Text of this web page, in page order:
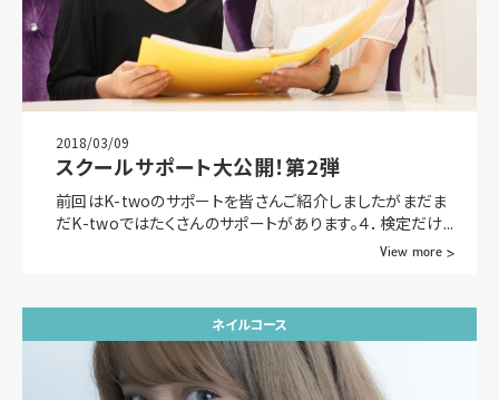
2018/03/09
スクールサポート大公開！第2弾
前回はK-twoのサポートを皆さんご紹介しましたがまだま
だK-twoではたくさんのサポートがあります。４．検定だけ...
View more >
ネイルコース